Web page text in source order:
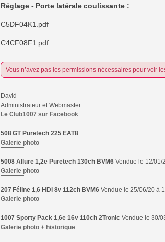
Réglage - Porte latérale coulissante :
C5DF04K1.pdf
C4CF08F1.pdf
Vous n’avez pas les permissions nécessaires pour voir
David
Administrateur et Webmaster
Le Club1007 sur Facebook
508 GT Puretech 225 EAT8
Galerie photo
5008 Allure 1,2e Puretech 130ch BVM6 Vendue le 12/01/
Galerie photo
207 Féline 1,6 HDi 8v 112ch BVM6 Vendue le 25/06/20 à
Galerie photo
1007 Sporty Pack 1,6e 16v 110ch 2Tronic Vendue le 30/
Galerie photo + historique